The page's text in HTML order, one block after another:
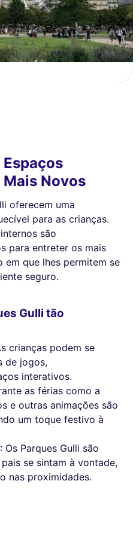
Espaços
Novos
oferecem uma
para as crianças.
são
para entreter os mais
em que lhes permitem se
seguro.
Gulli tão
crianças podem se
de jogos,
interativos.
as férias como a
e outras animações são
um toque festivo à
: Os Parques Gulli são
se sintam à vontade,
nas proximidades.